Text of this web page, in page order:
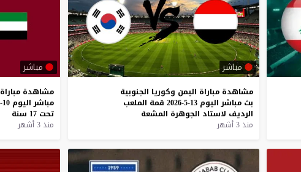
مباشر
مشاهدة مباراة اليمن وكوريا الجنوبية
بث مباشر اليوم 13-5-2026 قمة الملعب
الرديف لاستاد الجوهرة المشعة
منذ 3 أشهر
مباشر
مشاهدة مباراة
مباشر اليوم 10-5-2026
تحت 17 سنة
منذ 3 أشهر